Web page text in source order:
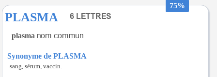
75%
PLASMA
plasma
Synonyme de PLASMA
sang, sérum, vaccin.